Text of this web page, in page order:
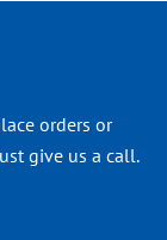
orders or
give us a call.